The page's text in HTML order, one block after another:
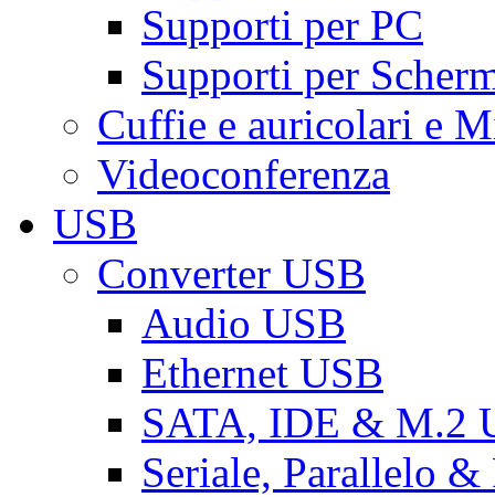
Supporti per PC
Supporti per
Cuffie e auricolari e
Videoconferenza
USB
Converter USB
Audio USB
Ethernet USB
SATA, IDE & M.2
Seriale, Parallelo &